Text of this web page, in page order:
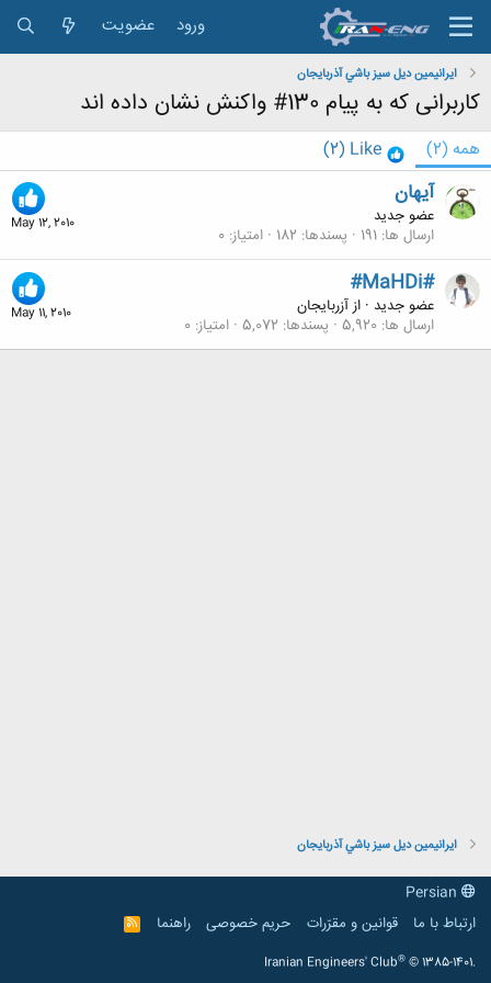
ورود عضویت
ايرانيمين ديل سيز باشي آذربايجان
کاربرانی که به پیام 130# واکنش نشان داده اند
همه (2)
Like
(2)
May 12, 2010
آیهان
عضو جدید
ارسال ها 191 پسندها 182 امتیاز 0
May 11, 2010
#MaHDi#
عضو جدید · ازآزربایجان
ارسال ها 5,920 پسندها 5,072 امتیاز 0
ايرانيمين ديل سيز باشي آذربايجان
ارتباط با ما
قوانین و مقرّرات حریم خصوصی راهنما
R
S
Iranian Engineers' Club® © 1385-1401.